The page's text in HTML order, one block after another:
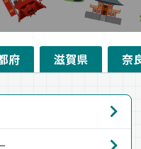
府 滋賀県 奈